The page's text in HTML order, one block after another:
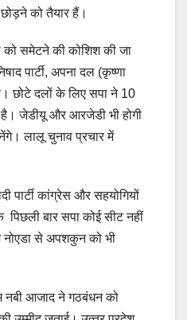
छोड़ने को तैयार हैं।
को समेटने की कोशिश की जा
पार्टी, अपना दल (कृष्णा
छोटे दलों के लिए सपा ने 10
है। जेडीयू और आरजेडी भी होगी
लालू चुनाव प्रचार में
पार्टी कांग्रेस और सहयोगियों
बार सपा कोई सीट नहीं
से अपशकुन को भी
नबी आजाद ने गठबंधन को